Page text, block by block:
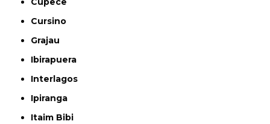
Cursino
Grajau
Ibirapuera
Interlagos
Ipiranga
Itaim Bibi